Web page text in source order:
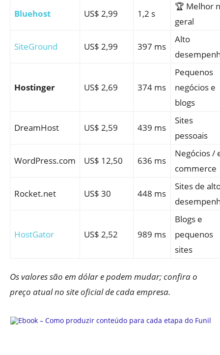
Bluehost US$ 2,99 1,2 s
🏆 Melhor
geral
SiteGround US$ 2,99 397 ms
Alto
Hostinger US$ 2,69 374 ms
Pequenos
negócios e
blogs
DreamHost US$ 2,59 439 ms
Sites
pessoais
WordPress.com US$ 12,50 636 ms
Negócios /
commerce
Rocket.net US$ 30 448 ms
Sites de
HostGator US$ 2,52 989 ms
Blogs e
pequenos
sites
Os valores são em dólar e podem mudar; confira o
preço atual no site oficial de cada empresa.